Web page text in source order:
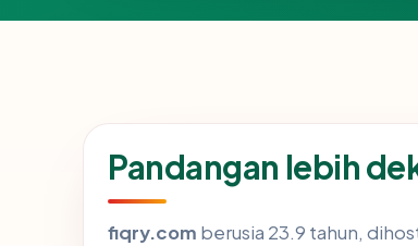
Pandangan lebih
fiqry.com berusia 23.9 tahun,